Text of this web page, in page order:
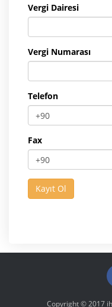
Vergi Dairesi
Vergi Numarası
Telefon
Fax
Copyright © 2017